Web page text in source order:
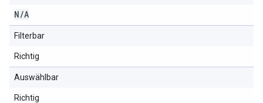
N/A
Filterbar
Richtig
Auswählbar
Richtig